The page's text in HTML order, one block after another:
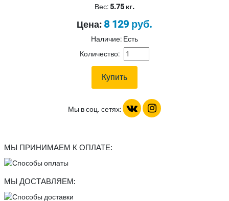
Вес: 5.75 кг.
Цена: 8 129 руб.
Наличие: Есть
Количество:
Мы в соц. сетях:
МЫ ПРИНИМАЕМ К ОПЛАТЕ:
МЫ ДОСТАВЛЯЕМ: